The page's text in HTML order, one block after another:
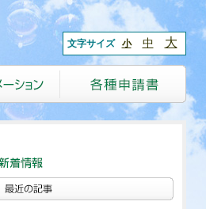
文字サイズ 小 中 大